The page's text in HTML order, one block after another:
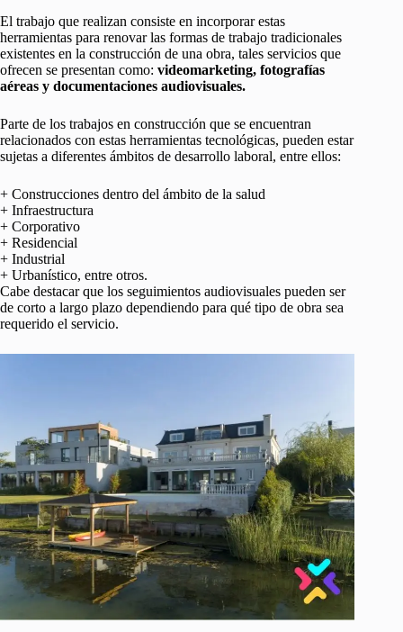
El trabajo que realizan consiste en incorporar estas
herramientas para renovar las formas de trabajo tradicionales
existentes en la construcción de una obra, tales servicios que
ofrecen se presentan como: videomarketing, fotografías
aéreas y documentaciones audiovisuales.
Parte de los trabajos en construcción que se encuentran
relacionados con estas herramientas tecnológicas, pueden estar
sujetas a diferentes ámbitos de desarrollo laboral, entre ellos:
+ Construcciones dentro del ámbito de la salud
+ Infraestructura
+ Corporativo
+ Residencial
+ Industrial
+ Urbanístico, entre otros.
Cabe destacar que los seguimientos audiovisuales pueden ser
de corto a largo plazo dependiendo para qué tipo de obra sea
requerido el servicio.